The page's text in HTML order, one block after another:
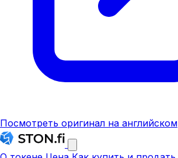
Посмотреть оригинал на английском